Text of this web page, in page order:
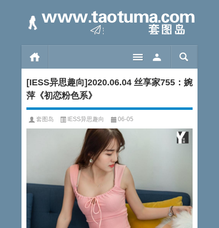
[IESS异思趣向]2020.06.04 丝享家755：婉
萍《初恋粉色系》
套图岛 IESS异思趣向 06-05